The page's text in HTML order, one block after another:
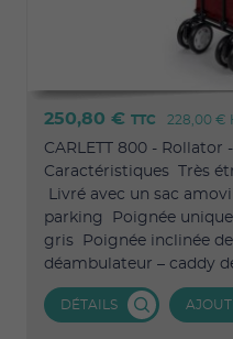
250,80 € TTC 228,00 €
CARLETT 800 - Rollator
Caractéristiques Très
Livré avec un sac
parking Poignée
gris Poignée inclinée
déambulateur – caddy
DÉTAILS